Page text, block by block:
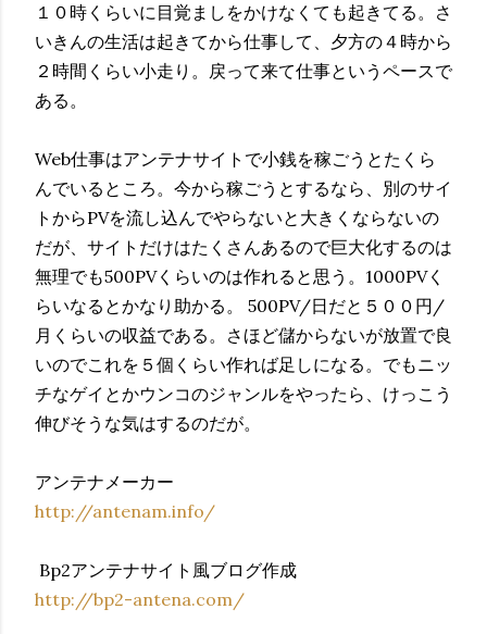
１０時くらいに目覚ましをかけなくても起きてる。さ
いきんの生活は起きてから仕事して、夕方の４時から
２時間くらい小走り。戻って来て仕事というペースで
ある。
Web仕事はアンテナサイトで小銭を稼ごうとたくら
んでいるところ。今から稼ごうとするなら、別のサイ
トからPVを流し込んでやらないと大きくならないの
だが、サイトだけはたくさんあるので巨大化するのは
無理でも500PVくらいのは作れると思う。1000PVく
らいなるとかなり助かる。 500PV/日だと５００円/
月くらいの収益である。さほど儲からないが放置で良
いのでこれを５個くらい作れば足しになる。でもニッ
チなゲイとかウンコのジャンルをやったら、けっこう
伸びそうな気はするのだが。
アンテナメーカー
http://antenam.info/
Bp2アンテナサイト風ブログ作成
http://bp2-antena.com/